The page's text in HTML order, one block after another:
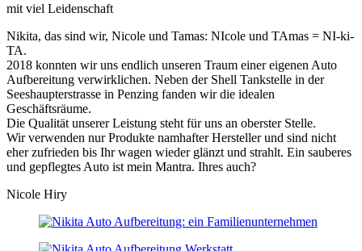
mit viel Leidenschaft
Nikita, das sind wir, Nicole und Tamas: NIcole und TAmas = NI-ki-
TA.
2018 konnten wir uns endlich unseren Traum einer eigenen Auto
Aufbereitung verwirklichen. Neben der Shell Tankstelle in der
Seeshaupterstrasse in Penzing fanden wir die idealen
Geschäftsräume.
Die Qualität unserer Leistung steht für uns an oberster Stelle.
Wirverwenden nur Produkte namhafter Hersteller und sind nicht
eher zufrieden bis Ihr wagen wieder glänzt und strahlt. Ein sauberes
und gepflegtes Auto ist mein Mantra. Ihres auch?
Nicole Hiry